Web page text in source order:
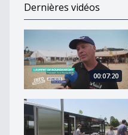
Dernières vidéos
Monumental Giron
00:07:20
Les retraités